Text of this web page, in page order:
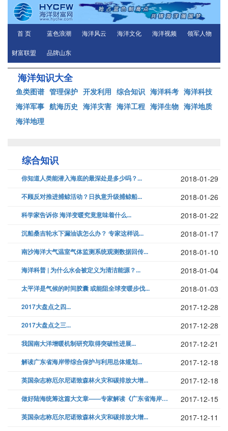
首 页 蓝色浪潮 海洋风云 海洋文化 海洋视频 领军人物
财富联盟 品牌山东
海洋知识大全
鱼类图谱 管理保护 开发利用 综合知识 海洋科考 海洋科技
海洋军事 航海历史 海洋灾害 海洋工程 海洋生物 海洋地质
海洋地理
综合知识
你知道人类能潜入海底的最深处是多少吗？... 2018-01-29
不顾反对推进捕鲸活动？日执意升级捕鲸船... 2018-01-26
科学家告诉你 海洋变暖究竟意味着什么... 2018-01-22
沉船桑吉轮水下漏油该怎么办？ 专家这样说... 2018-01-17
南沙海洋大气温室气体监测系统观测数据回传... 2018-01-10
海洋科普 | 为什么水会被定义为清洁能源？... 2018-01-04
太平洋是气候的时间胶囊 或能阻全球变暖步伐... 2018-01-03
2017大盘点之四... 2017-12-28
2017大盘点之三... 2017-12-28
我国南大洋增暖机制研究取得突破性进展... 2017-12-21
解读广东省海岸带综合保护与利用总体规划... 2017-12-18
英国杂志称厄尔尼诺致森林火灾和碳排放大增... 2017-12-18
做好陆海统筹这篇大文章——专家解读《广东省海岸带综合保护与利用总体规划... 2017-12-15
英国杂志称厄尔尼诺致森林火灾和碳排放大增... 2017-12-11